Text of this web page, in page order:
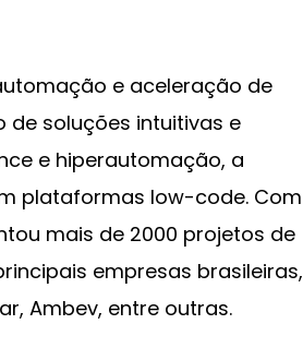
e aceleração de
de soluções intuitivas e
e hiperautomação, a
plataformas low-code. Com
mais de 2000 projetos de
empresas brasileiras,
Ambev, entre outras.